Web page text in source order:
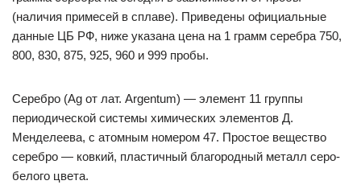
(наличия примесей в сплаве). Приведены официальные
данные ЦБ РФ, ниже указана цена на 1 грамм серебра 750,
800, 830, 875, 925, 960 и 999 пробы.
Серебро (Ag от лат. Argentum) — элемент 11 группы
периодической системы химических элементов Д.
Менделеева, с атомным номером 47. Простое вещество
серебро — ковкий, пластичный благородный металл серо-
белого цвета.